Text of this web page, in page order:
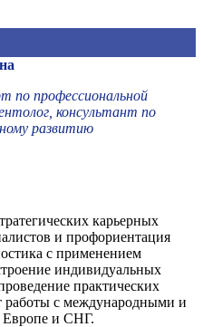
по профессиональной
консультант по
развитию
карьерных
и профориентация
с применением
индивидуальных
практических
работы с международными и
Европе и СНГ.